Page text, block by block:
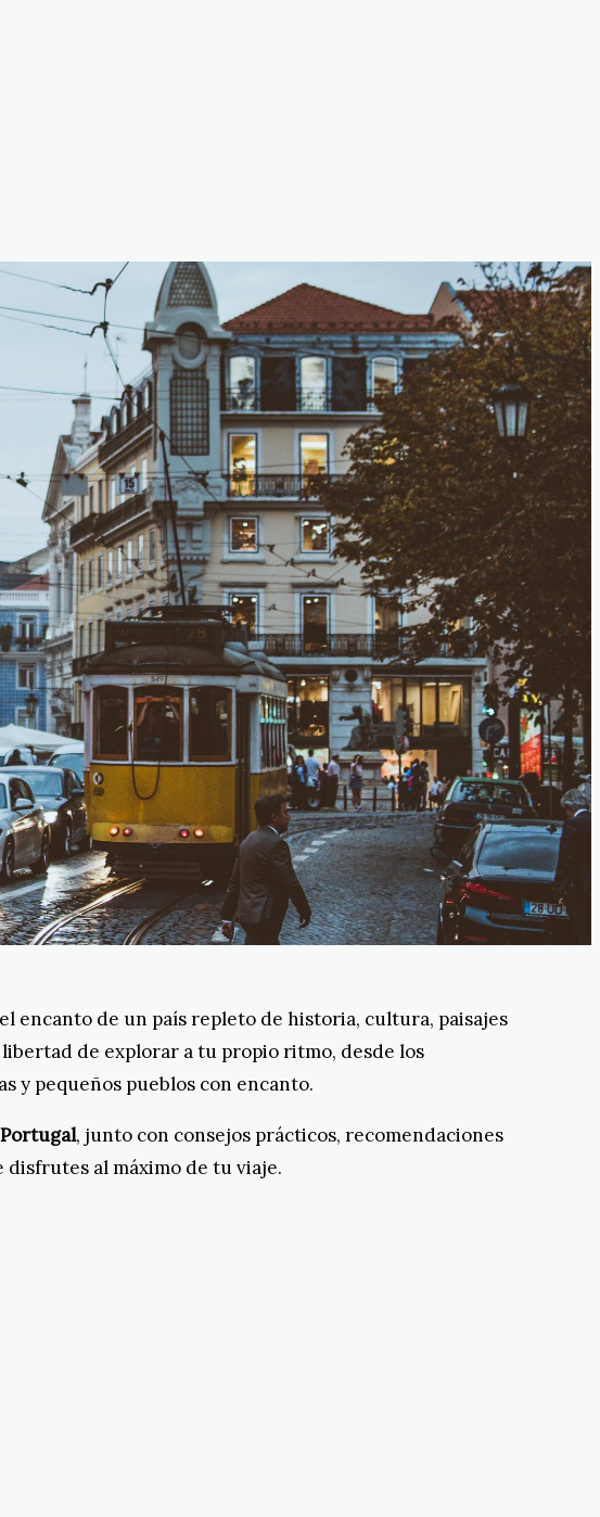
de un país repleto de historia, cultura, paisajes
de explorar a tu propio ritmo, desde los
y pequeños pueblos con encanto.
, junto con consejos prácticos, recomendaciones
disfrutes al máximo de tu viaje.